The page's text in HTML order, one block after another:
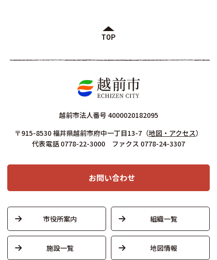
TOP
越前市法人番号 4000020182095
〒915-8530 福井県越前市府中一丁目13-7 （地図・アクセス）
代表電話 0778-22-3000 ファクス 0778-24-3307
お問い合わせ
市役所案内 組織一覧
施設一覧 地図情報